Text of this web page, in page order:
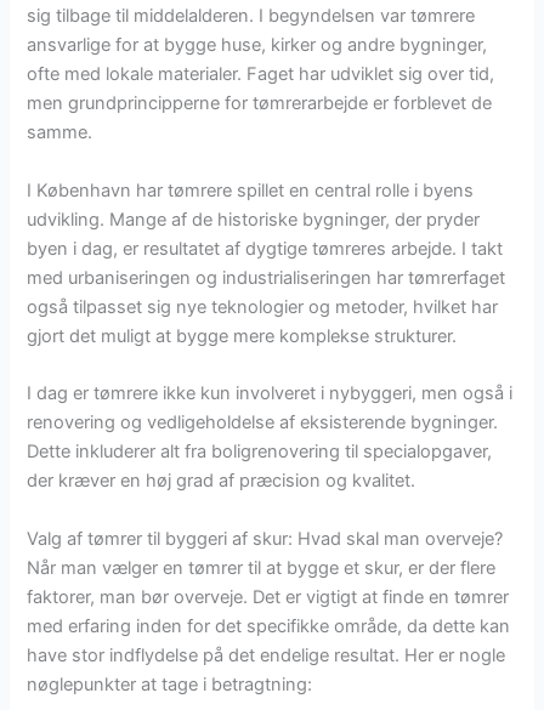
sig tilbage til middelalderen. I begyndelsen var tømrere
ansvarlige for at bygge huse, kirker og andre bygninger,
ofte med lokale materialer. Faget har udviklet sig over tid,
men grundprincipperne for tømrerarbejde er forblevet de
samme.
I København har tømrere spillet en central rolle i byens
udvikling. Mange af de historiske bygninger, der pryder
byen i dag, er resultatet af dygtige tømreres arbejde. I takt
med urbaniseringen og industrialiseringen har tømrerfaget
også tilpasset sig nye teknologier og metoder, hvilket har
gjort det muligt at bygge mere komplekse strukturer.
I dag er tømrere ikke kun involveret i nybyggeri, men også i
renovering og vedligeholdelse af eksisterende bygninger.
Dette inkluderer alt fra boligrenovering til specialopgaver,
der kræver en høj grad af præcision og kvalitet.
Valg af tømrer til byggeri af skur: Hvad skal man overveje?
Når man vælger en tømrer til at bygge et skur, er der flere
faktorer, man bør overveje. Det er vigtigt at finde en tømrer
med erfaring inden for det specifikke område, da dette kan
have stor indflydelse på det endelige resultat. Her er nogle
nøglepunkter at tage i betragtning: